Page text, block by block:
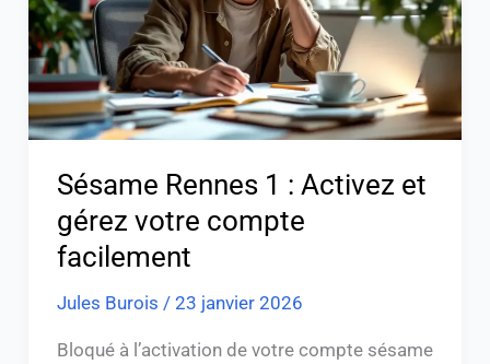
Sésame Rennes 1 : Activez et
gérez votre compte
facilement
Jules Burois / 23 janvier 2026
Bloqué à l’activation de votre compte sésame
et
gérez
votre
compte
facilement